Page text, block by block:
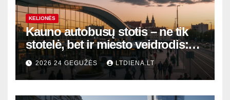
KELIONĖS
Kauno autobusų stotis – ne tik
stotelė, bet ir miesto veidrodis:
modernūs vartai į laikinąją
sostinę
2026 24 GEGUŽĖS LTDIENA.LT